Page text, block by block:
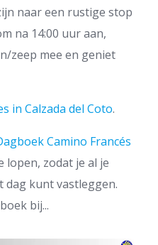
naar een rustige stop
na 14:00 uur aan,
zeep mee en geniet
in Calzada del Coto.
Camino Francés
lopen, zodat je al je
kunt vastleggen.
bij...